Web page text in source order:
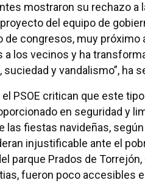
mostraron su rechazo a
del equipo de
de congresos, muy próximo
a los vecinos y ha
suciedad y vandalismo”, ha
el PSOE critican que este
en seguridad y
las fiestas navideñas,
injustificable ante el
parque Prados de
fueron poco accesibles